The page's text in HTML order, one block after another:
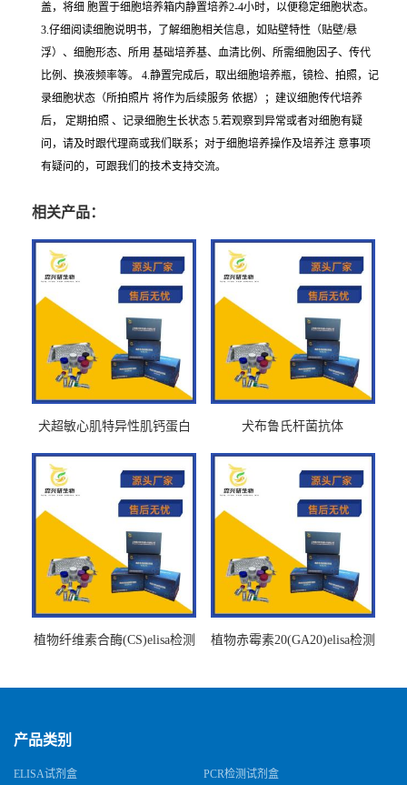
盖，将细 胞置于细胞培养箱内静置培养2-4小时，以便稳定细胞状态。
3.仔细阅读细胞说明书，了解细胞相关信息，如贴壁特性（贴壁/悬
浮）、细胞形态、所用 基础培养基、血清比例、所需细胞因子、传代
比例、换液频率等。 4.静置完成后，取出细胞培养瓶，镜检、拍照，记
录细胞状态（所拍照片 将作为后续服务 依据）；建议细胞传代培养
后， 定期拍照 、记录细胞生长状态 5.若观察到异常或者对细胞有疑
问，请及时跟代理商或我们联系；对于细胞培养操作及培养注 意事项
有疑问的，可跟我们的技术支持交流。
相关产品：
犬超敏心肌特异性肌钙蛋白
犬布鲁氏杆菌抗体
植物纤维素合酶(CS)elisa检测
植物赤霉素20(GA20)elisa检测
产品类别
ELISA试剂盒 PCR检测试剂盒